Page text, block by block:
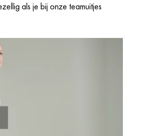
als je bij onze teamuitjes